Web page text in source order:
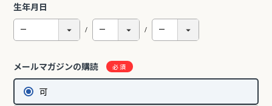
生年月日
メールマガジンの購読
可